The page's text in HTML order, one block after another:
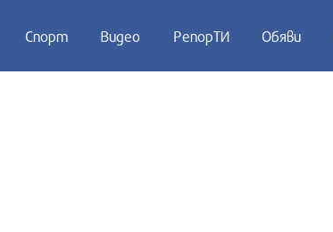
Спорт Видео РепорТИ Обяви